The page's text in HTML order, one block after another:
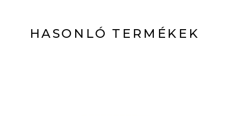
HASONLÓ TERMÉKEK